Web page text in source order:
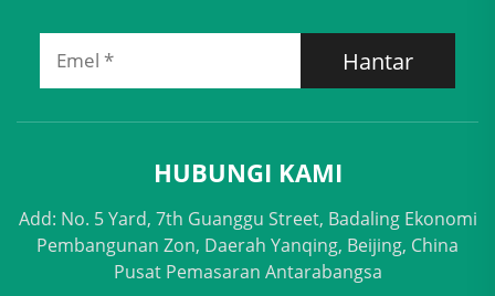
Hantar
HUBUNGI KAMI
Add: No. 5 Yard, 7th Guanggu Street, Badaling Ekonomi
Pembangunan Zon, Daerah Yanqing, Beijing, China
Pusat Pemasaran Antarabangsa